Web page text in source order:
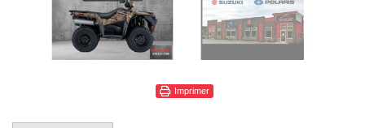
Imprimer